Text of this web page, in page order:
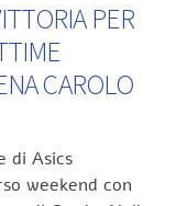
PER
CAROLO
di Asics
weekend con